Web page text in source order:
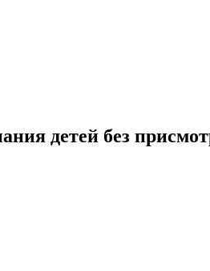
детей без